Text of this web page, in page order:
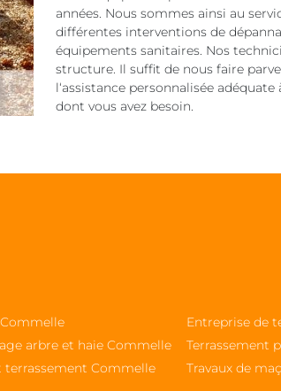
années. Nous sommes ainsi au
différentes interventions de
équipements sanitaires. Nos
structure. Il suffit de nous faire
l‘assistance personnalisée
dont vous avez besoin.
arbre et haie Commelle
terrassement Commelle
Entreprise de
Terrassement
Travaux de